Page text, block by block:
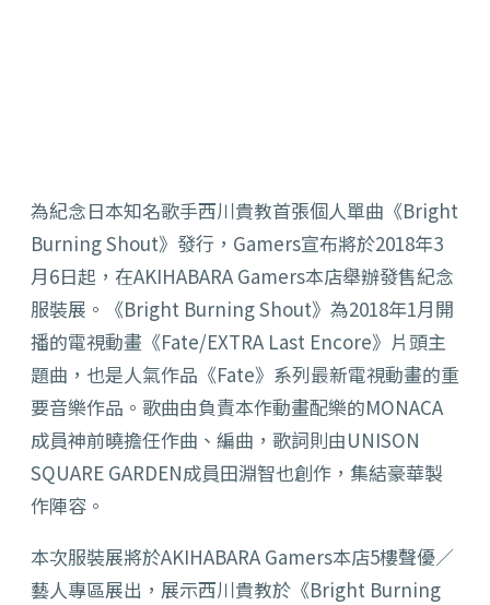
為紀念日本知名歌手西川貴教首張個人單曲《Bright
Burning Shout》發行，Gamers宣布將於2018年3
月6日起，在AKIHABARA Gamers本店舉辦發售紀念
服裝展。《Bright Burning Shout》為2018年1月開
播的電視動畫《Fate/EXTRA Last Encore》片頭主
題曲，也是人氣作品《Fate》系列最新電視動畫的重
要音樂作品。歌曲由負責本作動畫配樂的MONACA
成員神前曉擔任作曲、編曲，歌詞則由UNISON
SQUARE GARDEN成員田淵智也創作，集結豪華製
作陣容。
本次服裝展將於AKIHABARA Gamers本店5樓聲優／
藝人專區展出，展示西川貴教於《Bright Burning